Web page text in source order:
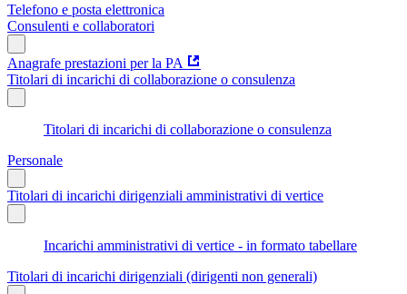
Telefono e posta elettronica
Consulenti e collaboratori
Anagrafe prestazioni per la PA
Titolari di incarichi di collaborazione o consulenza
Titolari di incarichi di collaborazione o consulenza
Personale
Titolari di incarichi dirigenziali amministrativi di vertice
Incarichi amministrativi di vertice - in formato tabellare
Titolari di incarichi dirigenziali (dirigenti non generali)